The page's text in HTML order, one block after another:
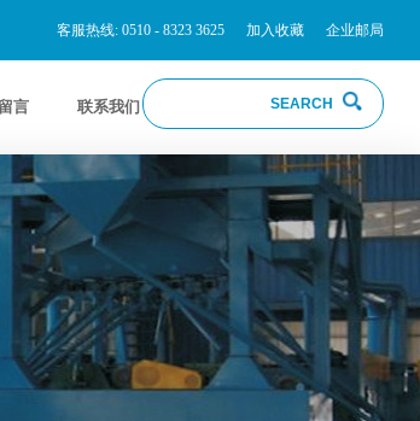
客服热线: 0510 - 8323 3625 加入收藏 企业邮局
言 联系我们